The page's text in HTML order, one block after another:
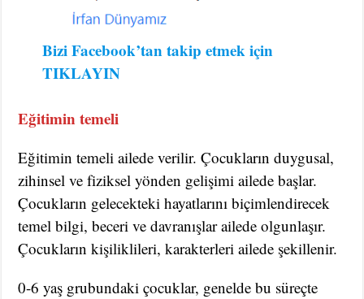
Bizi Facebook’tan takip etmek için
TIKLAYIN
Eğitimin temeli
Eğitimin temeli ailede verilir. Çocukların duygusal,
zihinsel ve fiziksel yönden gelişimi ailede başlar.
Çocukların gelecekteki hayatlarını biçimlendirecek
temel bilgi, beceri ve davranışlar ailede olgunlaşır.
Çocukların kişiliklileri, karakterleri ailede şekillenir.
0-6 yaş grubundaki çocuklar, genelde bu süreçte